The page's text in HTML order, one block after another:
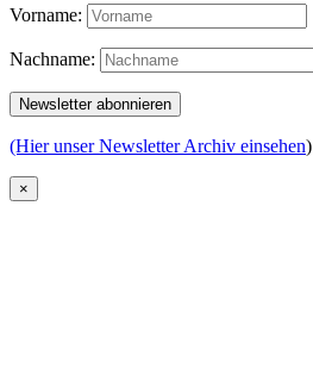
Vorname:
Nachname:
(Hier unser Newsletter Archiv einsehen)
×